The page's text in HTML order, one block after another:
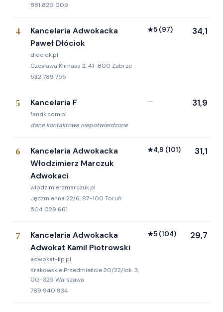
881 820 009
4
Kancelaria Adwokacka
Paweł Dłóciok
dlociok.pl
Czesława Klimasa 2, 41-800 Zabrze
532 789 755
★5 (97) 34,1
5 Kancelaria F
fandk.com.pl
dane kontaktowe niepotwierdzone
— 31,9
6
Kancelaria Adwokacka
Włodzimierz Marczuk
Adwokaci
wlodzimierzmarczuk.pl
Jęczmienna 22/6, 87-100 Toruń
504 029 661
★4,9 (101) 31,1
7
Kancelaria Adwokacka
Adwokat Kamil Piotrowski
adwokat-kp.pl
Krakowskie Przedmieście 20/22/lok. 3,
00-325 Warszawa
789 940 934
★5 (104) 29,7